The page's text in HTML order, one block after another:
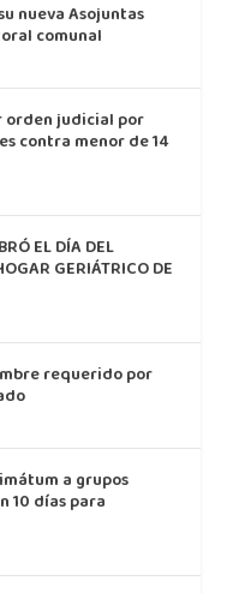
nueva Asojuntas
comunal
orden judicial por
contra menor de 14
EL DÍA DEL
GERIÁTRICO DE
requerido por
a grupos
10 días para